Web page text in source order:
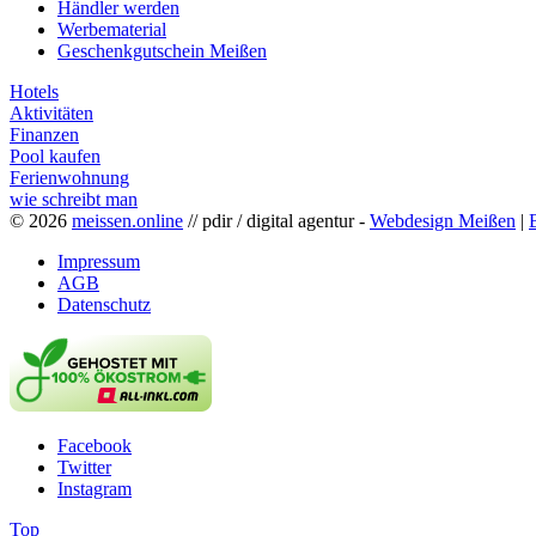
Händler werden
Werbematerial
Geschenkgutschein Meißen
Hotels
Aktivitäten
Finanzen
Pool kaufen
Ferienwohnung
wie schreibt man
© 2026 meissen.online // pdir / digital agentur - Webdesign Meißen |
Impressum
AGB
Datenschutz
Facebook
Twitter
Instagram
Top